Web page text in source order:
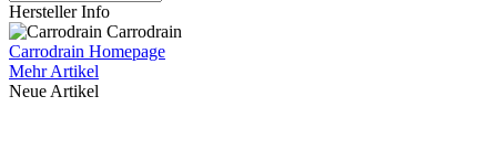
Hersteller Info
Carrodrain
Carrodrain Homepage
Mehr Artikel
Neue Artikel